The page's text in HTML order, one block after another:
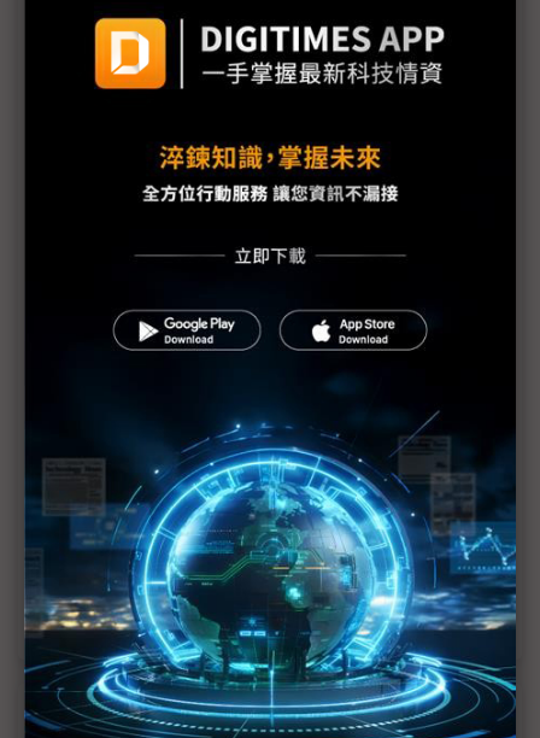
議題精選－太空運算競賽開跑
AI算力外溢至軌道經濟 NVIDIA、SpaceX與Google
引爆太空資料中心競局
NASA攜手Microchip打造太空運算晶片 瞄準百倍算
力與自主AI任務
中美太空資料中心競賽升溫 Google、中國新創搶攻
NVIDIA招兵買馬布局太空資料中心 地面電力瓶頸驅
動AI算力向太空擴張
NVIDIA攜5夥伴布局太空軌道AI資料中心 Space-1效
Google攜手SpaceX布局軌道AI運算 太空資料中心
競賽起跑
低軌衛星需求爆發 意法半導體上修太空晶片營收目
標
近７天熱門報導